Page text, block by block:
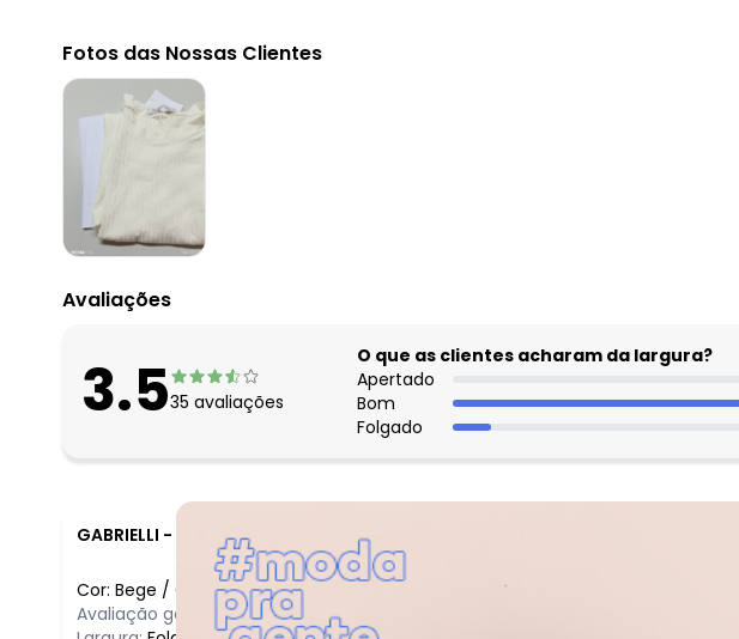
Fotos das Nossas Clientes
Avaliações
3.535 avaliações
O que as clientes acharam da largura?
Apertado
Bom
Folgado
GABRIELLI - SAO JOSE - SC
Cor: Bege / G4
Avaliação geral do produto:
Ótimo